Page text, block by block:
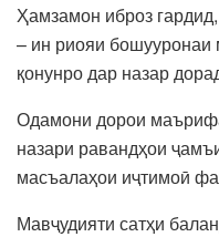
Ҳамзамон иброз
– ин риояи бошууронаи
қонунро дар назар
Одамони дорои
назари равандҳои
масъалаҳои иҷтимоӣ
Мавҷудияти сатҳи